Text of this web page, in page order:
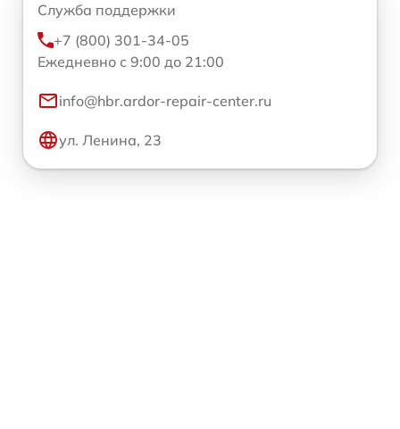
Служба поддержки
+7 (800) 301-34-05
Ежедневно с 9:00 до 21:00
info@hbr.ardor-repair-center.ru
ул. Ленина, 23